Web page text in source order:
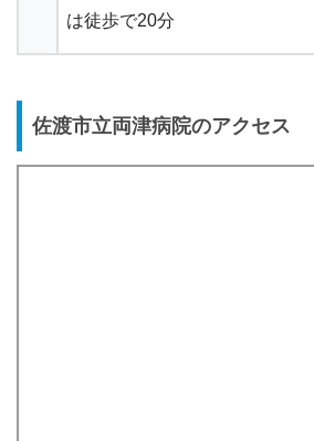
は徒歩で20分
佐渡市立両津病院のアクセス